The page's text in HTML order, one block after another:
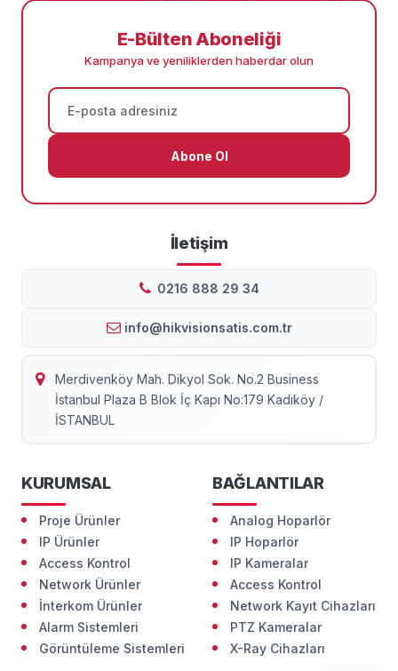
E-Bülten Aboneliği
Kampanya ve yeniliklerden haberdar olun
Abone Ol
İletişim
0216 888 29 34
info@hikvisionsatis.com.tr
Merdivenköy Mah. Dikyol Sok. No.2 Business
İstanbul Plaza B Blok İç Kapı No:179 Kadıköy /
İSTANBUL
KURUMSAL
Proje Ürünler
IP Ürünler
Access Kontrol
Network Ürünler
İnterkom Ürünler
Alarm Sistemleri
Görüntüleme Sistemleri
BAĞLANTILAR
Analog Hoparlör
IP Hoparlör
IP Kameralar
Access Kontrol
Network Kayıt Cihazları
PTZ Kameralar
X-Ray Cihazları